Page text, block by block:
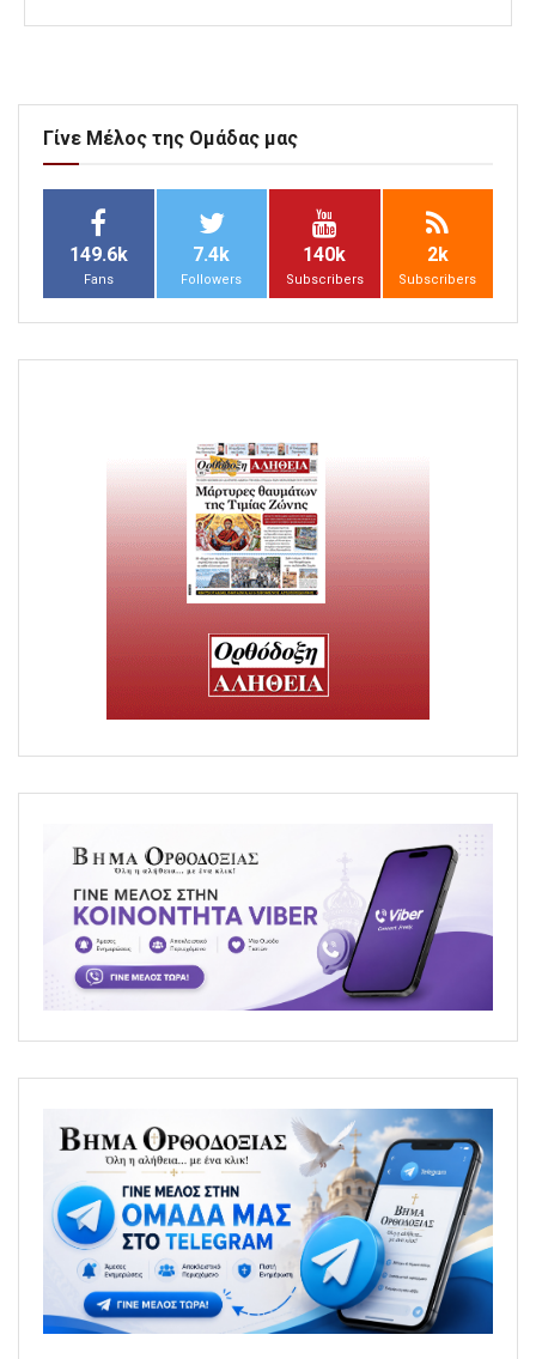
Γίνε Μέλος της Ομάδας μας
149.6k
Fans
7.4k
Followers
140k
Subscribers
2k
Subscribers